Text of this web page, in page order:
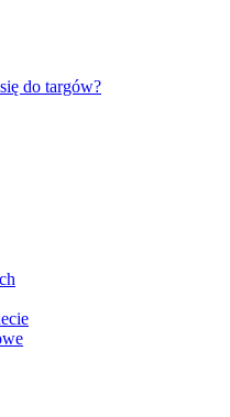
do targów?